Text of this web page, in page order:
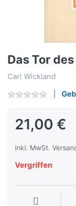
Das Tor
Carl Wickland
21,00 €
inkl. MwSt.
Vergriffen